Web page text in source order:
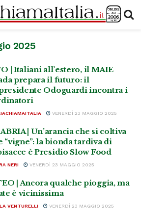
2025
| Italiani all’estero, il MAIE
prepara il futuro: il
Odoguardi incontra i
VENERDÌ 23 MAGGIO 2025
| Un’arancia che si coltiva
“vigne”: la bionda tardiva di
è Presidio Slow Food
NERI VENERDÌ 23 MAGGIO 2025
| Ancora qualche pioggia, ma
è vicinissima
VENTURELLI VENERDÌ 23 MAGGIO 2025